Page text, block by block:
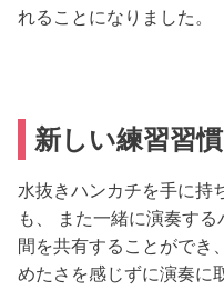
れることになりました。
新しい練習習
水抜きハンカチを手に持
も、 また一緒に演奏す
間を共有することができ
めたさを感じずに演奏に